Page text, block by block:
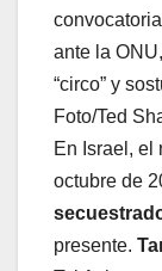
ante la
“circo” y
Foto/Ted
En Israel, el
octubre de
presente.